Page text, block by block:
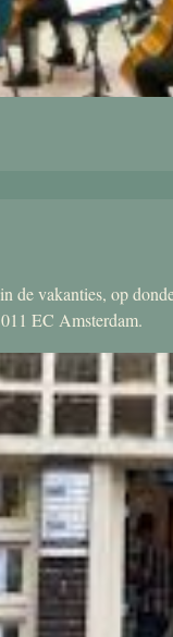
de vakanties, op
EC Amsterdam.